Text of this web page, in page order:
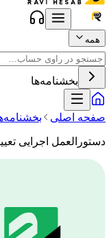
همه
بخشنامه‌ها
صفحه اصلی
دستورالعمل اجرایی تعیین